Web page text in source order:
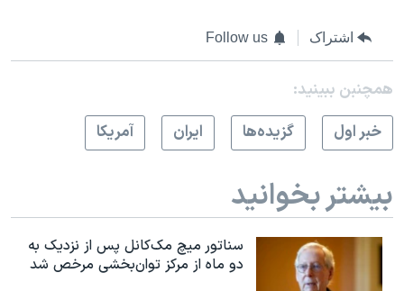
اشتراک Follow us
همچنبن ببینید:
خبر اول
گزيده‌ها ايران آمريکا
بیشتر بخوانید
سناتور میچ مک‌کانل پس از نزدیک به
دو ماه از مرکز توان‌بخشی مرخص شد